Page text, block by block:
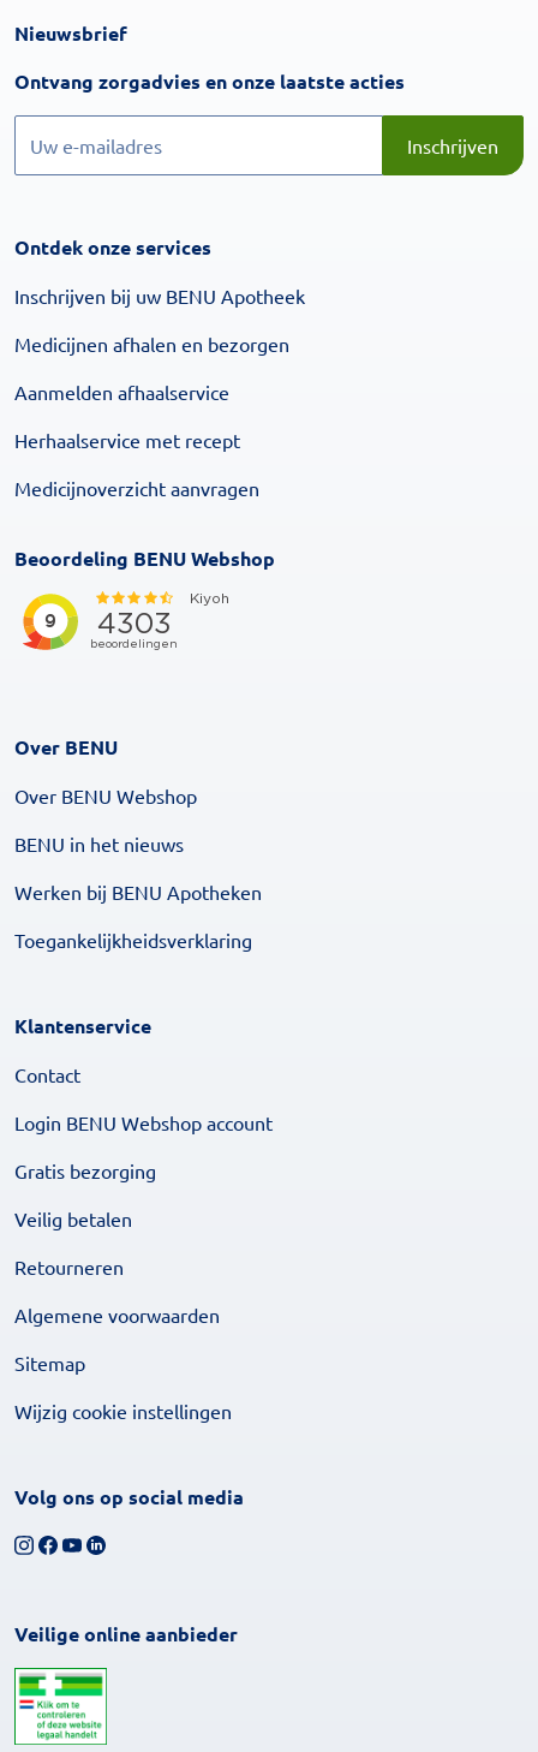
Nieuwsbrief
Ontvang zorgadvies en onze laatste acties
Inschrijven
Ontdek onze services
Inschrijven bij uw BENU Apotheek
Medicijnen afhalen en bezorgen
Aanmelden afhaalservice
Herhaalservice met recept
Medicijnoverzicht aanvragen
Beoordeling BENU Webshop
Over BENU
Over BENU Webshop
BENU in het nieuws
Werken bij BENU Apotheken
Toegankelijkheidsverklaring
Klantenservice
Contact
Login BENU Webshop account
Gratis bezorging
Veilig betalen
Retourneren
Algemene voorwaarden
Sitemap
Wijzig cookie instellingen
Volg ons op social media
Volg ons op Instagram
Volg ons op Facebook
Bekijk ons YouTube-kanaal
Volg ons op LinkedIn
Veilige online aanbieder